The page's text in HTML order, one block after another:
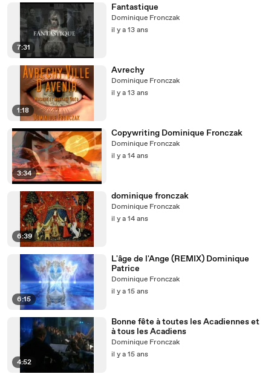
7:31
Fantastique
Dominique Fronczak
il y a 13 ans
1:18
Avrechy
Dominique Fronczak
il y a 13 ans
3:34
Copywriting Dominique Fronczak
Dominique Fronczak
il y a 14 ans
6:39
dominique fronczak
Dominique Fronczak
il y a 14 ans
6:15
L'âge de l'Ange (REMIX) Dominique
Patrice
Dominique Fronczak
il y a 15 ans
4:52
Bonne fête à toutes les Acadiennes et
à tous les Acadiens
Dominique Fronczak
il y a 15 ans